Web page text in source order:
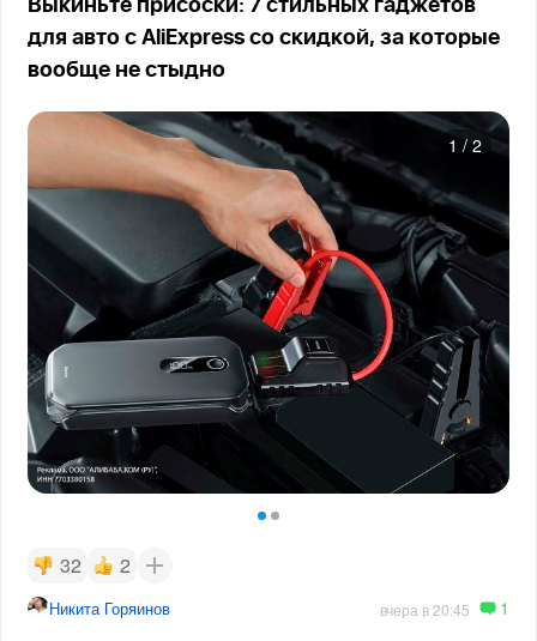
Выкиньте присоски: 7 стильных гаджетов
для авто с AliExpress со скидкой, за которые
вообще не стыдно
1 / 2
32 2
Никита Горяинов вчера в 20:45 1